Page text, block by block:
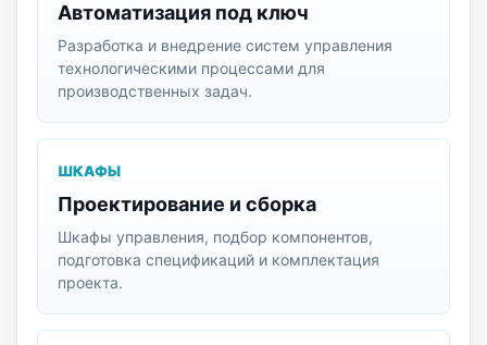
Автоматизация под ключ
Разработка и внедрение систем управления
технологическими процессами для
производственных задач.
ШКАФЫ
Проектирование и сборка
Шкафы управления, подбор компонентов,
подготовка спецификаций и комплектация
проекта.